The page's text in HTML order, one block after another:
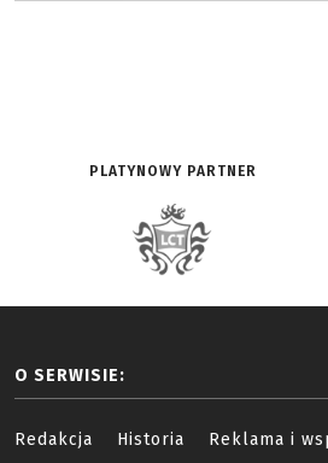
PLATYNOWY PARTNER
O SERWISIE:
Redakcja Historia Reklama i